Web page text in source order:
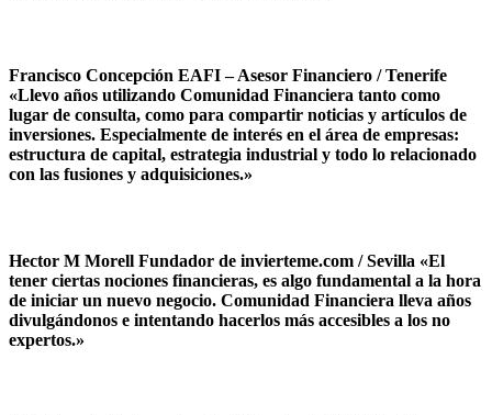
Francisco Concepción EAFI – Asesor Financiero / Tenerife
«Llevo años utilizando Comunidad Financiera tanto como
lugar de consulta, como para compartir noticias y artículos de
inversiones. Especialmente de interés en el área de empresas:
estructura de capital, estrategia industrial y todo lo relacionado
con las fusiones y adquisiciones.»
Hector M Morell Fundador de invierteme.com / Sevilla «El
tener ciertas nociones financieras, es algo fundamental a la hora
de iniciar un nuevo negocio. Comunidad Financiera lleva años
divulgándonos e intentando hacerlos más accesibles a los no
expertos.»